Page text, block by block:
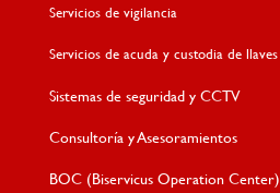
Servicios de vigilancia
Servicios de acuda y custodia de llaves
Sistemas de seguridad y CCTV
Consultoría y Asesoramientos
BOC (Biservicus Operation Center)